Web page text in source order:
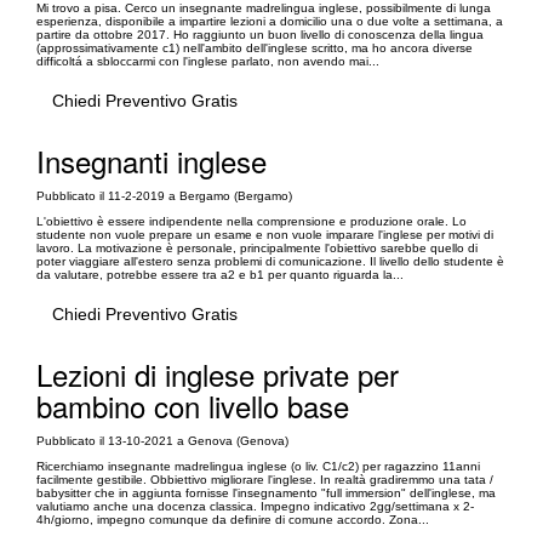
Mi trovo a pisa. Cerco un insegnante madrelingua inglese, possibilmente di lunga
esperienza, disponibile a impartire lezioni a domicilio una o due volte a settimana, a
partire da ottobre 2017. Ho raggiunto un buon livello di conoscenza della lingua
(approssimativamente c1) nell'ambito dell'inglese scritto, ma ho ancora diverse
difficoltá a sbloccarmi con l'inglese parlato, non avendo mai...
Chiedi Preventivo Gratis
Insegnanti inglese
Pubblicato il 11-2-2019 a Bergamo (Bergamo)
L'obiettivo è essere indipendente nella comprensione e produzione orale. Lo
studente non vuole prepare un esame e non vuole imparare l'inglese per motivi di
lavoro. La motivazione è personale, principalmente l'obiettivo sarebbe quello di
poter viaggiare all'estero senza problemi di comunicazione. Il livello dello studente è
da valutare, potrebbe essere tra a2 e b1 per quanto riguarda la...
Chiedi Preventivo Gratis
Lezioni di inglese private per
bambino con livello base
Pubblicato il 13-10-2021 a Genova (Genova)
Ricerchiamo insegnante madrelingua inglese (o liv. C1/c2) per ragazzino 11anni
facilmente gestibile. Obbiettivo migliorare l'inglese. In realtà gradiremmo una tata /
babysitter che in aggiunta fornisse l'insegnamento "full immersion" dell'inglese, ma
valutiamo anche una docenza classica. Impegno indicativo 2gg/settimana x 2-
4h/giorno, impegno comunque da definire di comune accordo. Zona...